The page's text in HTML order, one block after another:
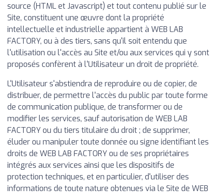
source (HTML et Javascript) et tout contenu publié sur le
Site, constituent une œuvre dont la propriété
intellectuelle et industrielle appartient à WEB LAB
FACTORY, ou à des tiers, sans qu'il soit entendu que
l'utilisation ou l'accès au Site et/ou aux services qui y sont
proposés confèrent à l'Utilisateur un droit de propriété.
L'Utilisateur s'abstiendra de reproduire ou de copier, de
distribuer, de permettre l'accès du public par toute forme
de communication publique, de transformer ou de
modifier les services, sauf autorisation de WEB LAB
FACTORY ou du tiers titulaire du droit ; de supprimer,
éluder ou manipuler toute donnée ou signe identifiant les
droits de WEB LAB FACTORY ou de ses propriétaires
intégrés aux services ainsi que les dispositifs de
protection techniques, et en particulier, d'utiliser des
informations de toute nature obtenues via le Site de WEB